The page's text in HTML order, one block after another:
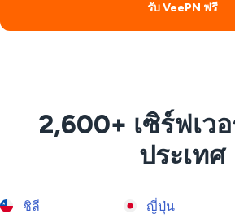
รับ VeePN ฟรี
2,600+ เซิร์ฟเว
ประเทศ
ชิลี ญี่ปุ่น